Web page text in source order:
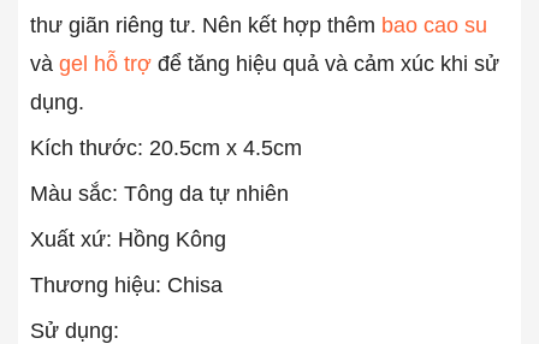
thư giãn riêng tư. Nên kết hợp thêm bao cao su
và gel hỗ trợ để tăng hiệu quả và cảm xúc khi sử
dụng.
Kích thước: 20.5cm x 4.5cm
Màu sắc: Tông da tự nhiên
Xuất xứ: Hồng Kông
Thương hiệu: Chisa
Sử dụng: